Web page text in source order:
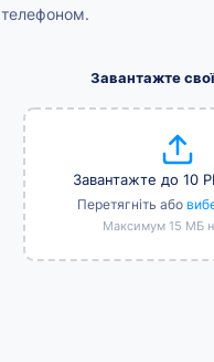
телефоном.
Завантажте
Завантажте до 10
Перетягніть або
Максимум 15 МБ